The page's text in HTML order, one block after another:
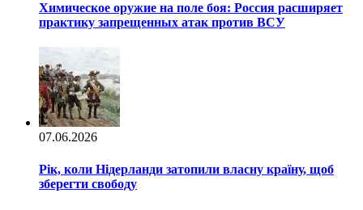
Химическое оружие на поле боя: Россия расширяет
практику запрещенных атак против ВСУ
07.06.2026
Рік, коли Нідерланди затопили власну країну, щоб
зберегти свободу